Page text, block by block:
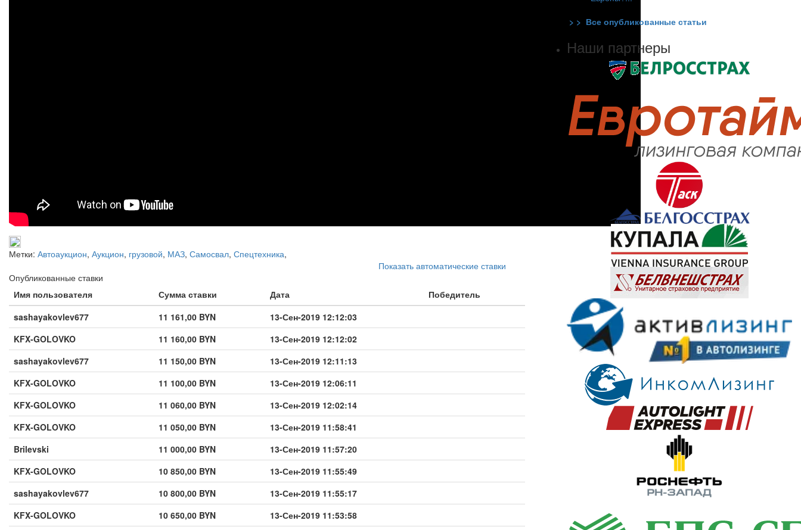
Метки: Автоаукцион, Аукцион, грузовой, МАЗ, Самосвал, Спецтехника,
Показать автоматические ставки
Опубликованные ставки
Имя пользователя
Сумма ставки Дата
Победитель
sashayakovlev677
11 161,00 BYN
13-Сен-2019 12:12:03
KFX-GOLOVKO
11 160,00 BYN
13-Сен-2019 12:12:02
sashayakovlev677
11 150,00 BYN
13-Сен-2019 12:11:13
KFX-GOLOVKO
11 100,00 BYN
13-Сен-2019 12:06:11
KFX-GOLOVKO
11 060,00 BYN
13-Сен-2019 12:02:14
KFX-GOLOVKO
11 050,00 BYN
13-Сен-2019 11:58:41
Brilevski
11 000,00 BYN
13-Сен-2019 11:57:20
KFX-GOLOVKO
10 850,00 BYN
13-Сен-2019 11:55:49
sashayakovlev677
10 800,00 BYN
13-Сен-2019 11:55:17
KFX-GOLOVKO
10 650,00 BYN
13-Сен-2019 11:53:58
> > Все опубликованные статьи
Наши партнеры